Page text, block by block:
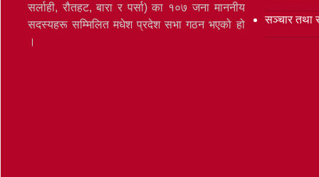
सर्लाही, रौतहट, बारा र पर्सा) का १०७ जना माननीय
सदस्यहरू सम्मिलित मधेश प्रदेश सभा गठन भएको हो
।
सञ्‍चार तथा